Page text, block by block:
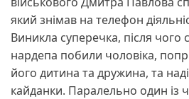
який знімав на телефон
Виникла суперечка, після чого
нардепа побили чоловіка,
його дитина та дружина, та
кайданки. Паралельно один із